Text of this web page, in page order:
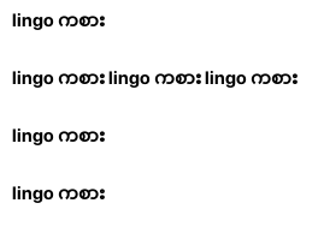
lingo ကစား
lingo ကစားlingo ကစားlingo ကစား
lingo ကစား
lingo ကစား